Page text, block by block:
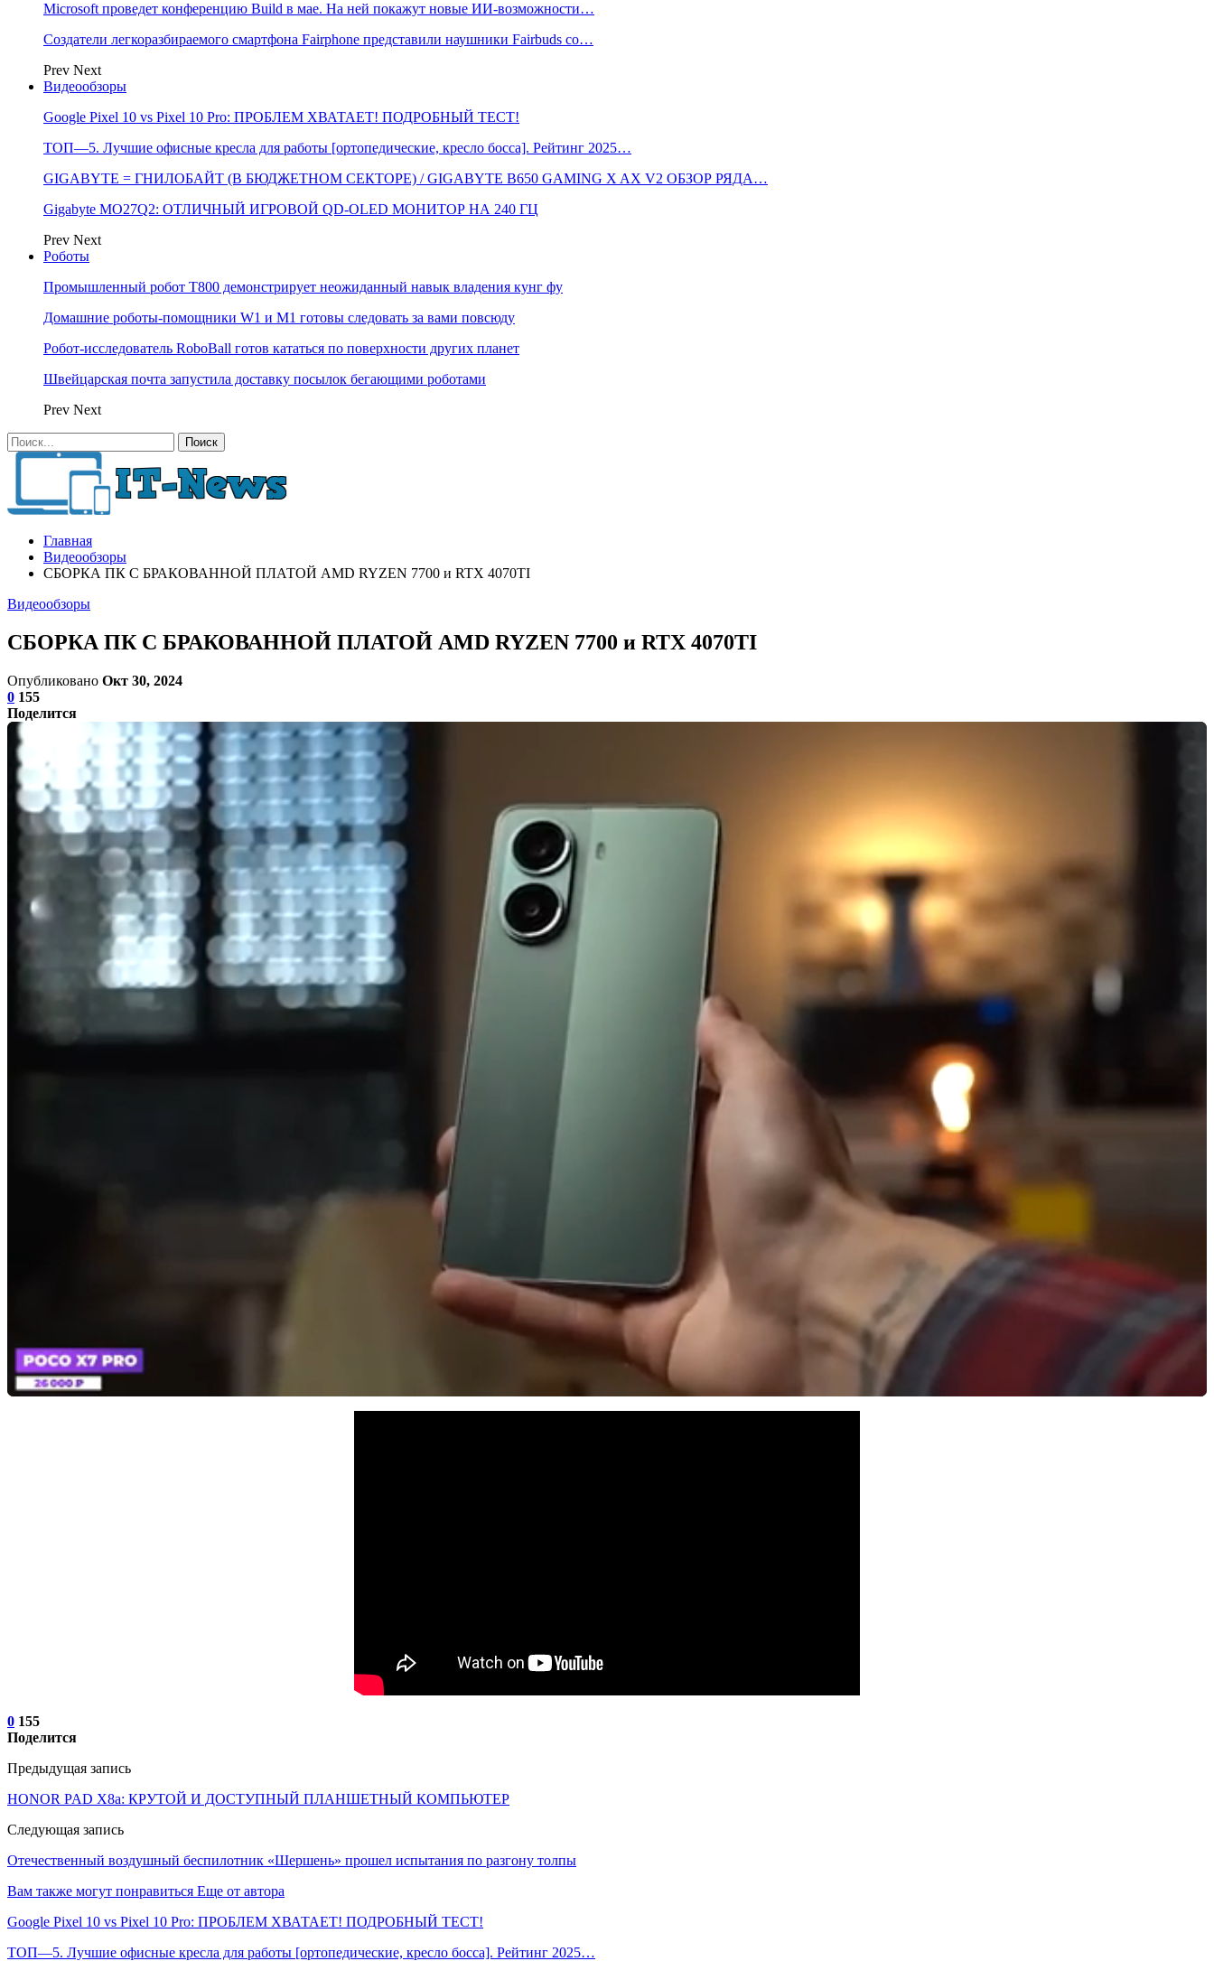
Microsoft проведет конференцию Build в мае. На ней покажут новые ИИ-возможности…
Создатели легкоразбираемого смартфона Fairphone представили наушники Fairbuds со…
Prev Next
Видеообзоры
Google Pixel 10 vs Pixel 10 Pro: ПРОБЛЕМ ХВАТАЕТ! ПОДРОБНЫЙ ТЕСТ!
ТОП—5. Лучшие офисные кресла для работы [ортопедические, кресло босса]. Рейтинг 2025…
GIGABYTE = ГНИЛОБАЙТ (В БЮДЖЕТНОМ СЕКТОРЕ) / GIGABYTE B650 GAMING X AX V2 ОБЗОР РЯДА…
Gigabyte MO27Q2: ОТЛИЧНЫЙ ИГРОВОЙ QD-OLED МОНИТОР НА 240 ГЦ
Prev Next
Роботы
Промышленный робот Т800 демонстрирует неожиданный навык владения кунг фу
Домашние роботы-помощники W1 и M1 готовы следовать за вами повсюду
Робот-исследователь RoboBall готов кататься по поверхности других планет
Швейцарская почта запустила доставку посылок бегающими роботами
Prev Next
Главная
Видеообзоры
СБОРКА ПК С БРАКОВАННОЙ ПЛАТОЙ AMD RYZEN 7700 и RTX 4070TI
Видеообзоры
СБОРКА ПК С БРАКОВАННОЙ ПЛАТОЙ AMD RYZEN 7700 и RTX 4070TI
Опубликовано Окт 30, 2024
0 155
Поделится
0 155
Поделится
Предыдущая запись
HONOR PAD X8a: КРУТОЙ И ДОСТУПНЫЙ ПЛАНШЕТНЫЙ КОМПЬЮТЕР
Следующая запись
Отечественный воздушный беспилотник «Шершень» прошел испытания по разгону толпы
Вам также могут понравиться Еще от автора
Google Pixel 10 vs Pixel 10 Pro: ПРОБЛЕМ ХВАТАЕТ! ПОДРОБНЫЙ ТЕСТ!
ТОП—5. Лучшие офисные кресла для работы [ортопедические, кресло босса]. Рейтинг 2025…